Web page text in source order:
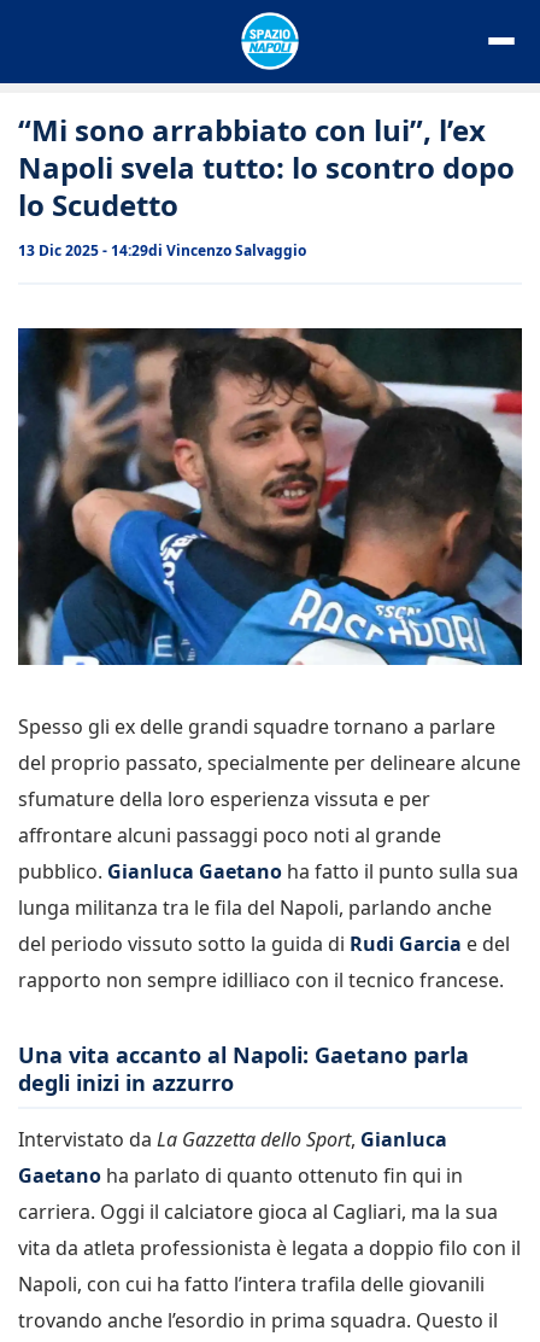
“Mi sono arrabbiato con lui”, l’ex
Napoli svela tutto: lo scontro dopo
lo Scudetto
13 Dic 2025 - 14:29di Vincenzo Salvaggio
Spesso gli ex delle grandi squadre tornano a parlare
del proprio passato, specialmente per delineare alcune
sfumature della loro esperienza vissuta e per
affrontare alcuni passaggi poco noti al grande
pubblico. Gianluca Gaetano ha fatto il punto sulla sua
lunga militanza tra le fila del Napoli, parlando anche
del periodo vissuto sotto la guida di Rudi Garcia e del
rapporto non sempre idilliaco con il tecnico francese.
Una vita accanto al Napoli: Gaetano parla
degli inizi in azzurro
Intervistato da La Gazzetta dello Sport, Gianluca
Gaetano ha parlato di quanto ottenuto fin qui in
carriera. Oggi il calciatore gioca al Cagliari, ma la sua
vita da atleta professionista è legata a doppio filo con il
Napoli, con cui ha fatto l’intera trafila delle giovanili
trovando anche l’esordio in prima squadra. Questo il